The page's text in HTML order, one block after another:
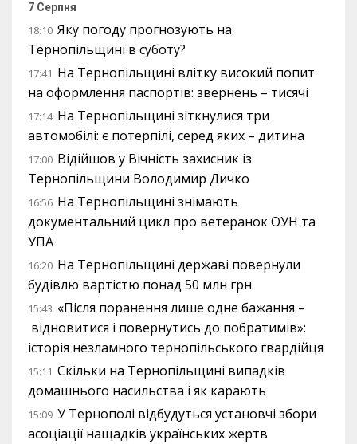
7 Серпня
18:10 Яку погоду прогнозують на
Тернопільщині в суботу?
17:41 На Тернопільщині влітку високий попит
на оформлення паспортів: звернень – тисячі
17:14 На Тернопільщині зіткнулися три
автомобілі: є потерпілі, серед яких – дитина
17:00 Відійшов у Вічність захисник із
Тернопільщини Володимир Дичко
16:56 На Тернопільщині знімають
документальний цикл про ветеранок ОУН та
УПА
16:20 На Тернопільщині державі повернули
будівлю вартістю понад 50 млн грн
15:43 «Після поранення лише одне бажання –
відновитися і повернутись до побратимів»:
історія незламного тернопільського гвардійця
15:11 Скільки на Тернопільщині випадків
домашнього насильства і як карають
15:09 У Тернополі відбудуться установчі збори
асоціації нащадків українських жертв